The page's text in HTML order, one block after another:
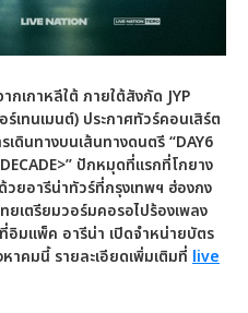
กเกาหลีใต้ ภายใต้สังกัด JYP
ทนเมนต์) ประกาศทัวร์คอนเสิร์ต
ดินทางบนเส้นทางดนตรี “DAY6
ปักหมุดที่แรกที่โกยาง
ยอารีน่าทัวร์ที่กรุงเทพฯ ฮ่องกง
ยเตรียมวอร์มคอรอไปร้องเพลง
อิมแพ็ค อารีน่า เปิดจำหน่ายบัตร
าคมนี้ รายละเอียดเพิ่มเติมที่ live